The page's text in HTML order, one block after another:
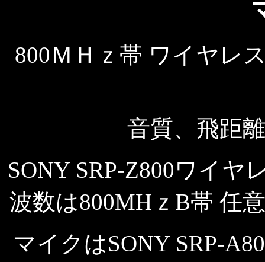
800ＭＨｚ帯 ワイヤレ
音質、飛距
SONY SRP-Z800ワイヤ
波数は800MHｚB帯 任
マイクはSONY SRP-